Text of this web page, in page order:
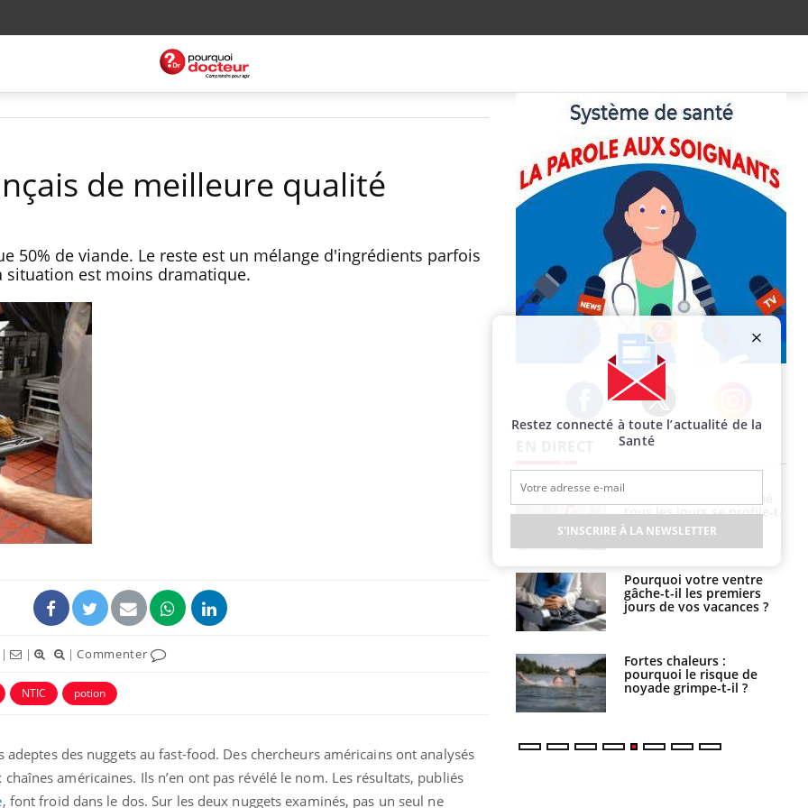
de meilleure qualité
50% de viande. Le reste est un mélange d'ingrédients parfois
situation est moins dramatique.
| | |Commenter
NTIC potion
des nuggets au fast-food. Des chercheurs américains ont analysés
américaines. Ils n’en ont pas révélé le nom. Les résultats, publiés
, font froid dans le dos. Sur les deux nuggets examinés, pas un seul ne
Facebook Twitter Instagram
Toujours connectés :
comment le travail
empiète de plus en plus
sur nos soirées
stratégie simple aurait
changé la donne au Pays
basque
Chikungunya, dengue,
t-il dans le sud de la
France ?
tous les jours se profile-t-
elle enfin ?
Pourquoi votre ventre
gâche-t-il les premiers
jours de vos vacances ?
Fortes chaleurs :
pourquoi le risque de
noyade grimpe-t-il ?
Restez connecté à toute l’actualité de la
Santé
S'INSCRIRE À LA NEWSLETTER